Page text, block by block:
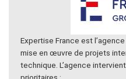
Expertise France est
mise en œuvre de projets
technique. L’agence
prioritaires :